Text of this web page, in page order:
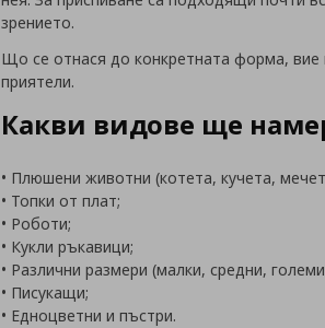
зрението.
Що се отнася до конкретната форма, вие
приятели.
Какви видове ще
• Плюшени животни (котета, кучета,
• Топки от плат;
• Роботи;
• Кукли ръкавици;
• Различни размери (малки, средни,
• Писукащи;
• Едноцветни и пъстри.